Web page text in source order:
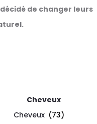
de changer leurs
Cheveux (73)